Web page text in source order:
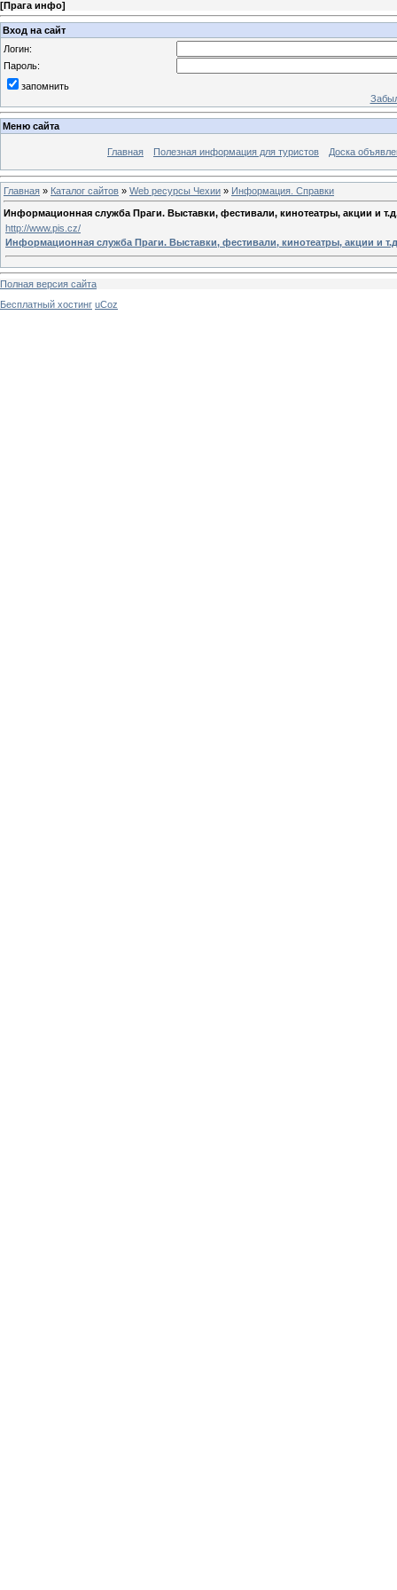
[Прага инфо]
Вход на сайт
Логин:
Пароль:
запомнить
Меню сайта
Главная Полезная информация для туристов Доска
Главная » Каталог сайтов » Web ресурсы Чехии » Информация. Справки
Информационная служба Праги. Выставки, фестивали, кинотеатры, акции и
http://www.pis.cz/
Информационная служба Праги. Выставки, фестивали, кинотеатры, акции и
Полная версия сайта
Бесплатный хостинг uCoz